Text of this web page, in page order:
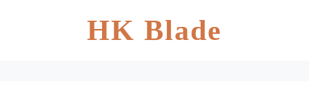
HK Blade